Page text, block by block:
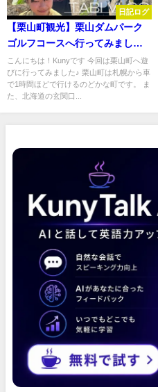
日記ログ
【栗山町観光】栗山ダムパーク
ゴルフコースへ行ってみまし
た！農業機械や野菜収穫も堪
能！
こんにちは！Kunyです 今回は栗山町へ遊
びに行ってみました♪ 栗山町は札幌から車
で1時間ほどで行けるのどかな町です。 ま
た、北海道の玄関口...